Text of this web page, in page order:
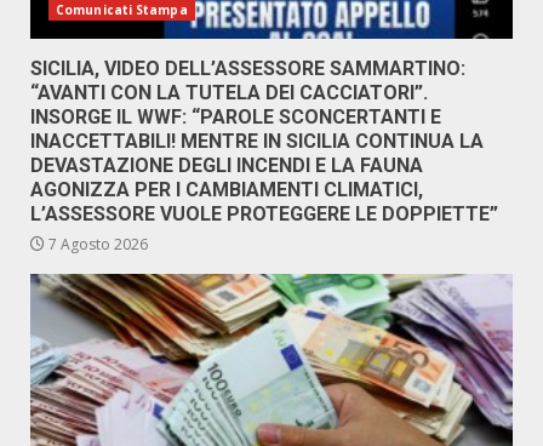
Comunicati Stampa
SICILIA, VIDEO DELL’ASSESSORE SAMMARTINO:
“AVANTI CON LA TUTELA DEI CACCIATORI”.
INSORGE IL WWF: “PAROLE SCONCERTANTI E
INACCETTABILI! MENTRE IN SICILIA CONTINUA LA
DEVASTAZIONE DEGLI INCENDI E LA FAUNA
AGONIZZA PER I CAMBIAMENTI CLIMATICI,
L’ASSESSORE VUOLE PROTEGGERE LE DOPPIETTE”
7 Agosto 2026